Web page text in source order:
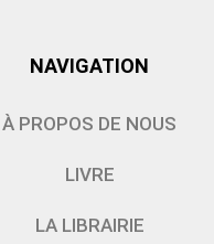
NAVIGATION
À PROPOS DE NOUS
LIVRE
LA LIBRAIRIE